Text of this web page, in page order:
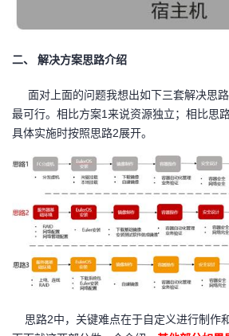
二、 解决方案思路介绍
面对上面的问题我想出如下三套解决思
最可行。相比方案1来说资源独立；相比思
具体实施时按照思路2展开。
思路2中，关键难点在于自定义进行制作